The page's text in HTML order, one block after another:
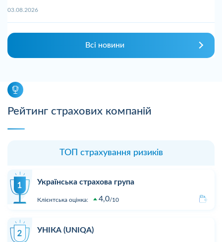
03.08.2026
Всі новини
Рейтинг страхових компаній
ТОП страхування ризиків
Українська страхова група
Клієнтська оцінка: 4,0 10
УНІКА (UNIQA)